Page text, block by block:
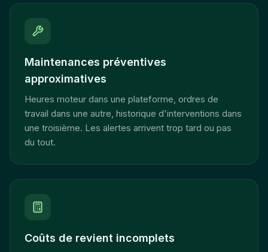
Maintenances préventives
approximatives
Heures moteur dans une plateforme, ordres de
travail dans une autre, historique d'interventions dans
une troisième. Les alertes arrivent trop tard ou pas
du tout.
Coûts de revient incomplets